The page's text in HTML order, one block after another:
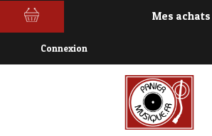
Mes achats
Connexion